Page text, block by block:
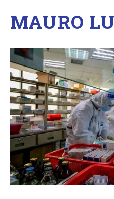
MAURO